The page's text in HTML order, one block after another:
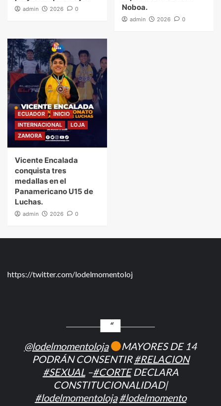
admin 2026 0
Noboa.
admin 2026 0
ECUADOR
INICIO
INTERNACIONAL
LOJA
ZAMORA
Vicente Encalada
conquista tres
medallas en el
Panamericano U15 de
Luchas.
admin 2026 0
https://twitter.com/lodelmomentoloj
@lodelmomentoloja
MAYORES DE 14
PODRÁN CONSENTIR#RELACION
#SEXUAL–#CORTEDECLARA
CONSTITUCIONALIDAD|
#lodelmomentoloja #lodelmomento